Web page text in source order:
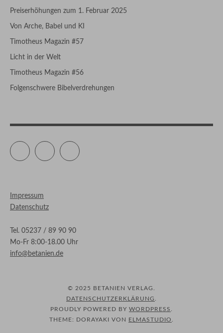
Preiserhöhungen zum 1. Februar 2025
Von Arche, Babel und KI
Timotheus Magazin #57
Licht in der Welt
Timotheus Magazin #56
Folgenschwere Bibelverdrehungen
Twitter Facebook
Impressum
Datenschutz
Tel. 05237 / 89 90 90
Mo-Fr 8:00-18.00 Uhr
info@betanien.de
© 2025 BETANIEN VERLAG
DATENSCHUTZERKLÄRUNG
PROUDLY POWERED BY WORDPRESS
THEME: DORAYAKI VON ELMASTUDIO